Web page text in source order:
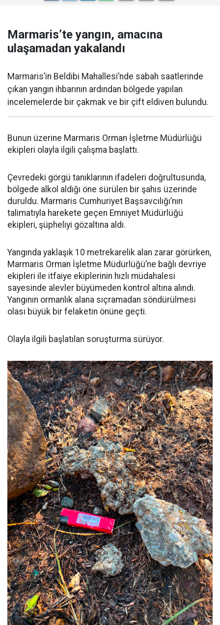
Marmaris’te yangın, amacına
ulaşamadan yakalandı
Marmaris’in Beldibi Mahallesi’nde sabah saatlerinde
çıkan yangın ihbarının ardından bölgede yapılan
incelemelerde bir çakmak ve bir çift eldiven bulundu.
Bunun üzerine Marmaris Orman İşletme Müdürlüğü
ekipleri olayla ilgili çalışma başlattı.
Çevredeki görgü tanıklarının ifadeleri doğrultusunda,
bölgede alkol aldığı öne sürülen bir şahıs üzerinde
duruldu. Marmaris Cumhuriyet Başsavcılığı’nın
talimatıyla harekete geçen Emniyet Müdürlüğü
ekipleri, şüpheliyi gözaltına aldı.
Yangında yaklaşık 10 metrekarelik alan zarar görürken,
Marmaris Orman İşletme Müdürlüğü’ne bağlı devriye
ekipleri ile itfaiye ekiplerinin hızlı müdahalesi
sayesinde alevler büyümeden kontrol altına alındı.
Yangının ormanlık alana sıçramadan söndürülmesi
olası büyük bir felaketin önüne geçti.
Olayla ilgili başlatılan soruşturma sürüyor.